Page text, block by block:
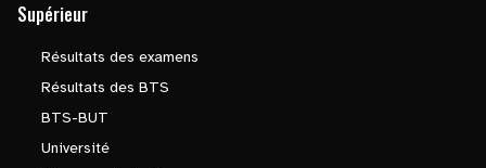
Supérieur
Résultats des examens
Résultats des BTS
BTS-BUT
Université